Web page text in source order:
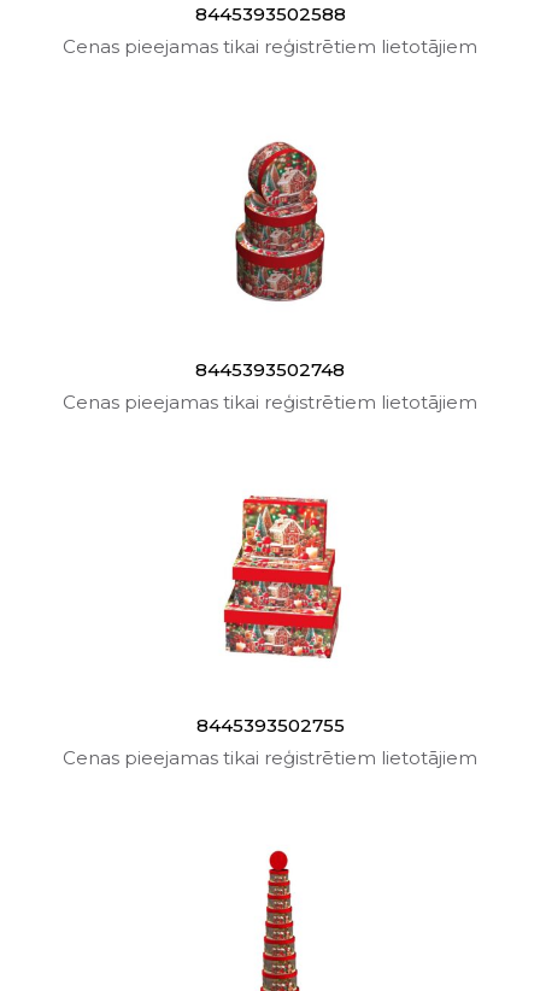
8445393502588
Cenas pieejamas tikai reģistrētiem lietotājiem
8445393502748
Cenas pieejamas tikai reģistrētiem lietotājiem
8445393502755
Cenas pieejamas tikai reģistrētiem lietotājiem